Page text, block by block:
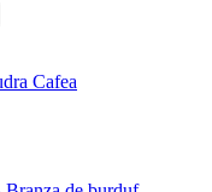
Cafea